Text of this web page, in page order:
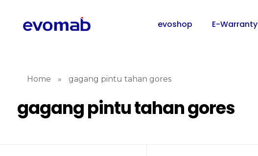
evoshop E-Warranty
Home » gagang pintu tahan gores
gagang pintu tahan gores